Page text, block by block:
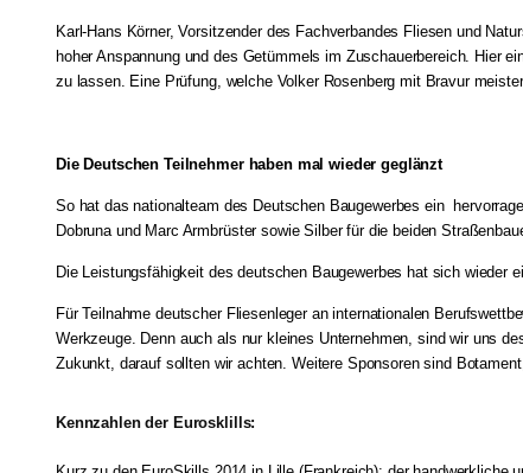
Karl-Hans Körner, Vorsitzender des Fachverbandes Fliesen und
hoher Anspannung und des Getümmels im Zuschauerbereich. Hier
zu lassen. Eine Prüfung, welche Volker Rosenberg mit Bravur
Die Deutschen Teilnehmer haben mal wieder geglänzt
So hat das nationalteam des Deutschen Baugewerbes ein
Dobruna und Marc Armbrüster sowie Silber für die beiden
Die Leistungsfähigkeit des deutschen Baugewerbes hat sich wieder
Für Teilnahme deutscher Fliesenleger an internationalen
Werkzeuge. Denn auch als nur kleines Unternehmen, sind wir uns
Zukunkt, darauf sollten wir achten. Weitere Sponsoren sind
Kennzahlen der Eurosklills: